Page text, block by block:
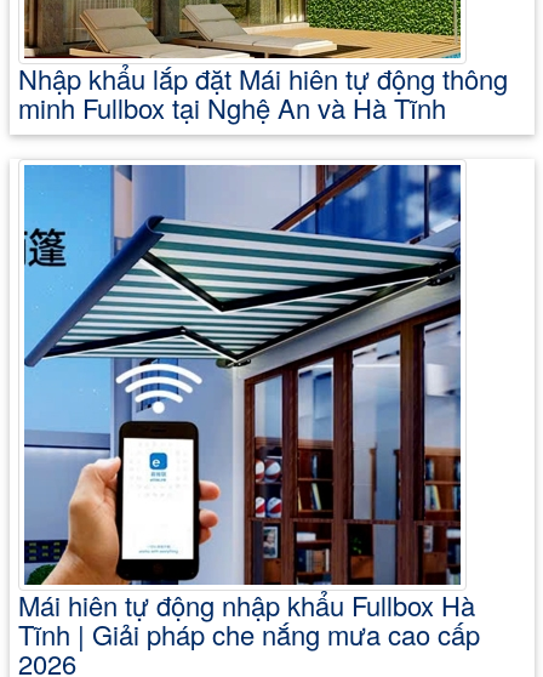
Nhập khẩu lắp đặt Mái hiên tự động thông
minh Fullbox tại Nghệ An và Hà Tĩnh
Mái hiên tự động nhập khẩu Fullbox Hà
Tĩnh | Giải pháp che nắng mưa cao cấp
2026